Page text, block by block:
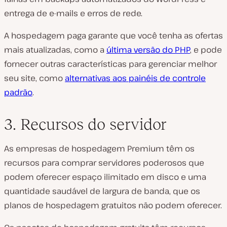
entrega de e-mails e erros de rede.
A hospedagem paga garante que você tenha as ofertas
mais atualizadas, como a última versão do PHP, e pode
fornecer outras características para gerenciar melhor
seu site, como alternativas aos painéis de controle
padrão.
3. Recursos do servidor
As empresas de hospedagem Premium têm os
recursos para comprar servidores poderosos que
podem oferecer espaço ilimitado em disco e uma
quantidade saudável de largura de banda, que os
planos de hospedagem gratuitos não podem oferecer.